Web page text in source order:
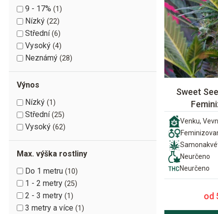
9 - 17%
1
Nízký 22
Střední 6
Vysoký 4
Neznámý 28
Výnos
Nízký 1
Střední 25
Vysoký 62
Max. výška rostliny
Do 1 metru 10
1 - 2 metry 25
2 - 3 metry 1
3 metry a více 1
Sweet
Venku,
Neurčeno
Neurčeno
od